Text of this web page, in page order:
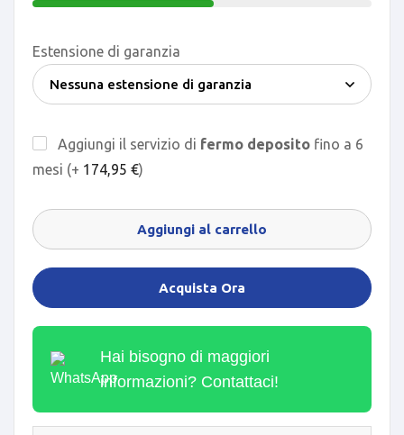
Estensione di garanzia
Aggiungi il servizio di fermo deposito fino a 6
mesi (+ 174,95 €)
Aggiungi al carrello
Acquista Ora
Hai bisogno di maggiori
informazioni? Contattaci!